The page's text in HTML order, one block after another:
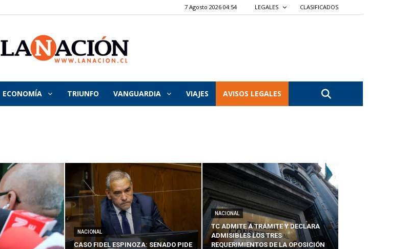
7 Agosto 2026 04:54 LEGALES CLASIFICADOS
La
Nación
ECONOMÍA TRIUNFO VANGUARDIA VIAJES AVISOS LEGALES
NACIONAL
CASO FIDEL ESPINOZA: SENADO PIDE
NACIONAL
TC ADMITE A TRÁMITE Y DECLARA
ADMISIBLES LOS TRES
REQUERIMIENTOS DE LA OPOSICIÓN